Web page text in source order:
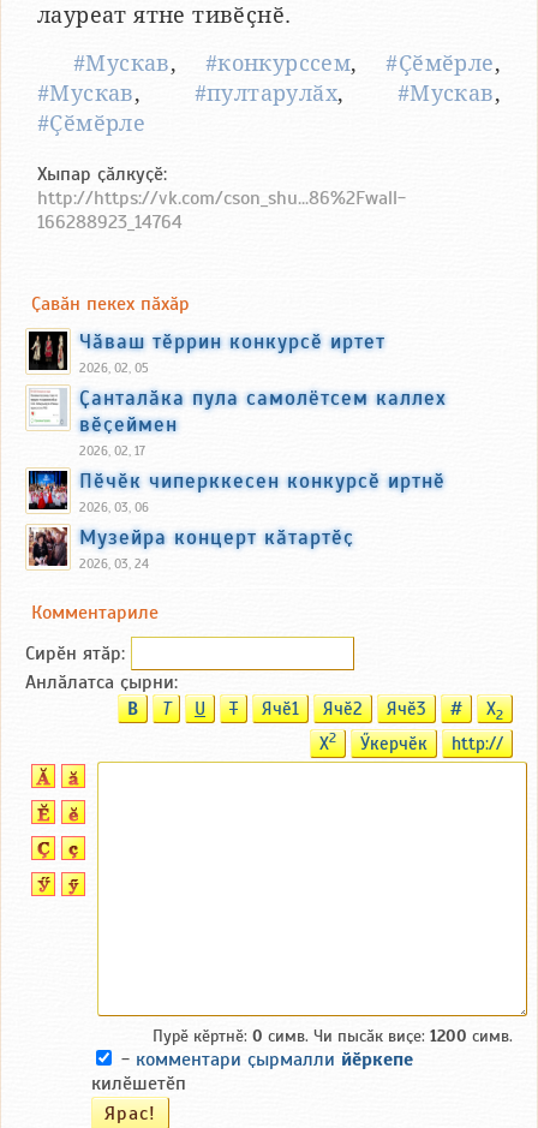
лауреат ятне тивӗҫнӗ.
#Мускав, #конкурссем,#Ҫӗмӗрле,
#Мускав, #пултарулӑх, #Мускав,
#Ҫӗмӗрле
Хыпар ҫӑлкуҫӗ:
http://https://vk.com/cson_shu...86%2Fwall-
166288923_14764
Ҫавӑн пекех пӑхӑр
Чӑваш тӗррин конкурсӗ иртет
2026, 02, 05
Ҫанталӑка пула самолётсем каллех
вӗҫеймен
2026, 02, 17
Пӗчӗк чиперккесен конкурсӗ иртнӗ
2026, 03, 06
Музейра концерт кӑтартӗҫ
2026, 03, 24
Комментариле
Сирӗн ятӑp:
Анлӑлатса ҫырни:
B T U T Ячӗ1 Ячӗ2 Ячӗ3 # X2
X2 Ӳкерчӗк http://
Пурӗ кӗртнӗ: 0 симв. Чи пысӑк виҫе: 1200 симв.
- комментари ҫырмалли йӗркепе
килӗшетӗп